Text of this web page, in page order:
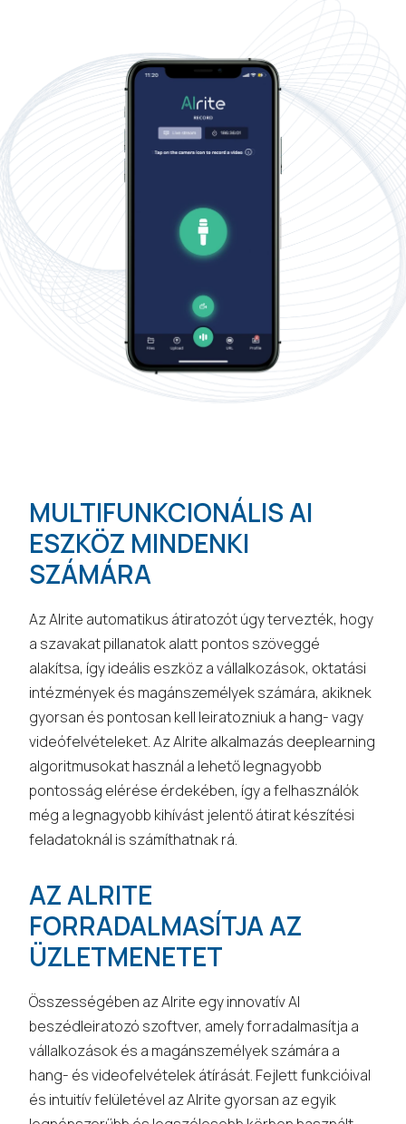
MULTIFUNKCIONÁLIS AI
ESZKÖZ MINDENKI
SZÁMÁRA
Az Alrite automatikus átiratozót úgy tervezték, hogy
a szavakat pillanatok alatt pontos szöveggé
alakítsa, így ideális eszköz a vállalkozások, oktatási
intézmények és magánszemélyek számára, akiknek
gyorsan és pontosan kell leiratozniuk a hang- vagy
videófelvételeket. Az Alrite alkalmazás deeplearning
algoritmusokat használ a lehető legnagyobb
pontosság elérése érdekében, így a felhasználók
még a legnagyobb kihívást jelentő átirat készítési
feladatoknál is számíthatnak rá.
AZ ALRITE
FORRADALMASÍTJA AZ
ÜZLETMENETET
Összességében az Alrite egy innovatív AI
beszédleiratozó szoftver, amely forradalmasítja a
vállalkozások és a magánszemélyek számára a
hang- és videofelvételek átírását. Fejlett funkcióival
és intuitív felületével az Alrite gyorsan az egyik